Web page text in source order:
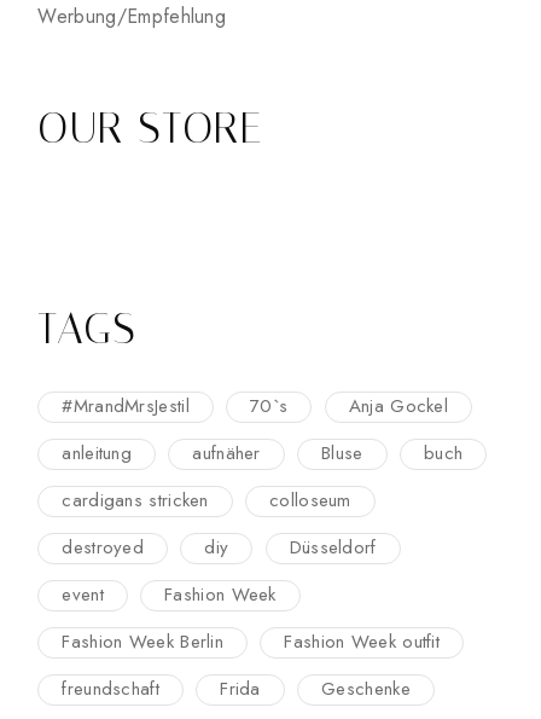
Werbung/Empfehlung
OUR STORE
TAGS
#MrandMrsJestil 70`s
Anja Gockel
anleitung
aufnäher Bluse
buch
cardigans stricken
colloseum
destroyed
diy
Düsseldorf
event
Fashion Week
Fashion Week Berlin
Fashion Week outfit
freundschaft
Frida
Geschenke